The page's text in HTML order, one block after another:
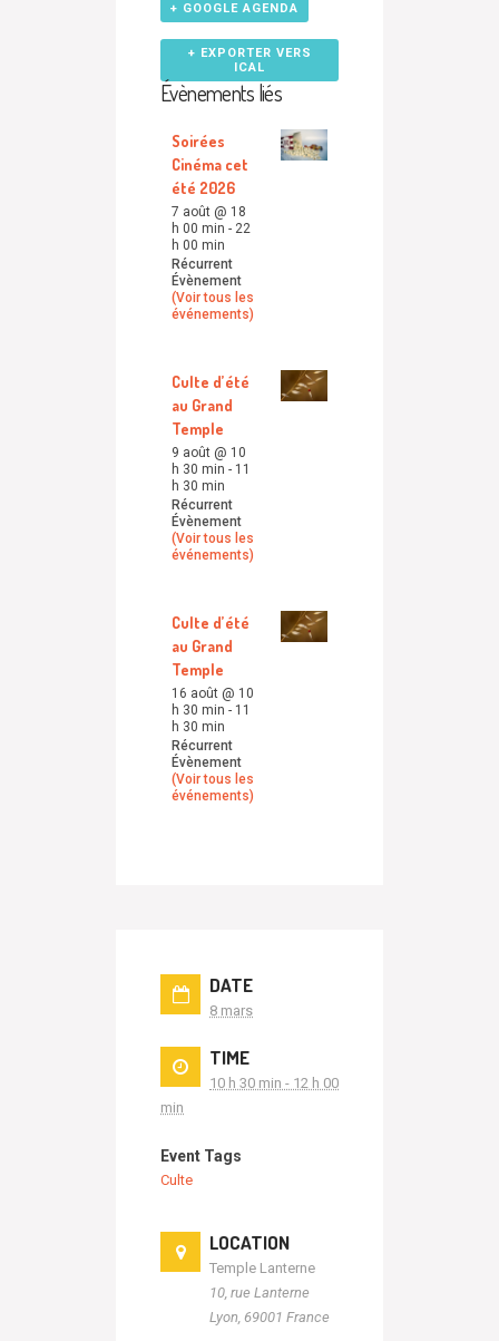
+ GOOGLE AGENDA
+ EXPORTER VERS
ICAL
Évènements liés
Soirées
Cinéma cet
été 2026
7 août @ 18
h 00 min - 22
h 00 min
Récurrent
Évènement
(Voir tous les
événements)
Culte d’été
au Grand
Temple
9 août @ 10
h 30 min - 11
h 30 min
Récurrent
Évènement
(Voir tous les
événements)
Culte d’été
au Grand
Temple
16 août @ 10
h 30 min - 11
h 30 min
Récurrent
Évènement
(Voir tous les
événements)
DATE
8 mars
TIME
10 h 30 min - 12 h 00
min
Event Tags
Culte
LOCATION
Temple Lanterne
10, rue Lanterne
Lyon 69001 France